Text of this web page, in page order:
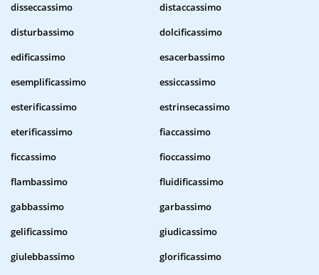
disseccassimo
distaccassimo
disturbassimo
dolcificassimo
edificassimo
esacerbassimo
esemplificassimo
essiccassimo
esterificassimo
estrinsecassimo
eterificassimo
fiaccassimo
ficcassimo
fioccassimo
flambassimo
fluidificassimo
gabbassimo
garbassimo
gelificassimo
giudicassimo
giulebbassimo
glorificassimo